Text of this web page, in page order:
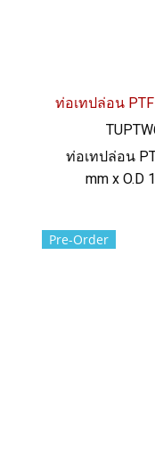
ท่อเทปล่อน
mm x O.D
up to +260ºC
Pre-Order